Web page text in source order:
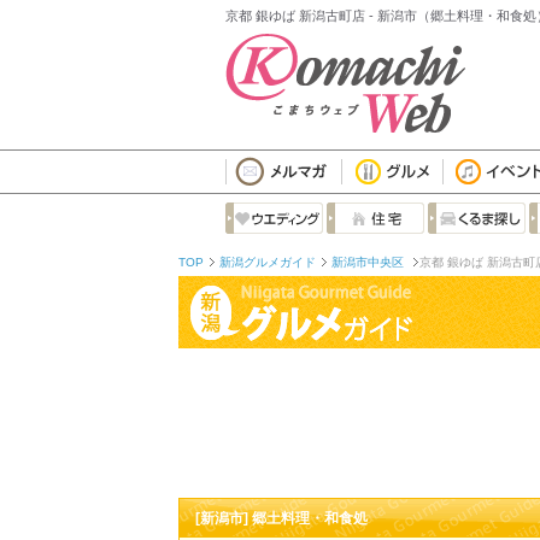
京都 銀ゆば 新潟古町店 - 新潟市（郷土料理・和食処
TOP 新潟グルメガイド 新潟市中央区 京都 銀ゆば 新潟古町
[新潟市] 郷土料理・和食処